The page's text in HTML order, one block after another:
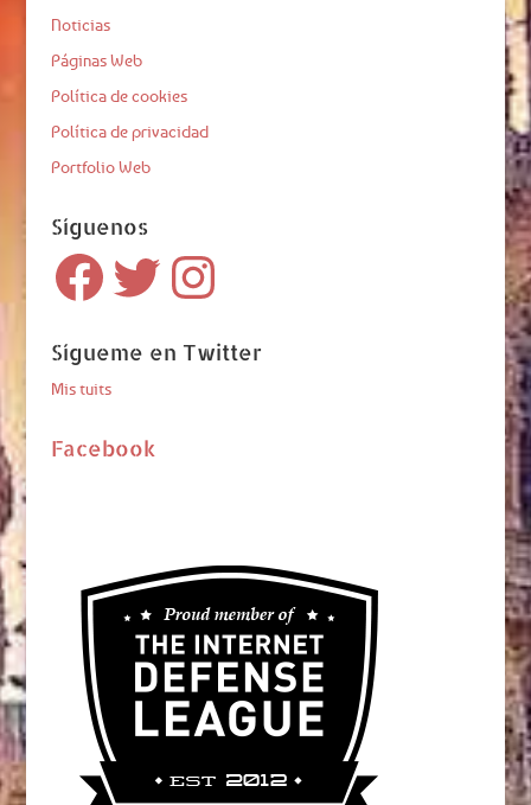
Noticias
Páginas Web
Política de cookies
Política de privacidad
Portfolio Web
Síguenos
Facebook Twitter Instagram
Sígueme en Twitter
Mis tuits
Facebook